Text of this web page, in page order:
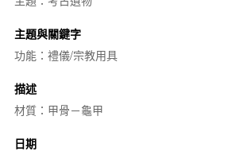
主題與關鍵字
功能：禮儀/宗教用具
描述
材質：甲骨－龜甲
日期